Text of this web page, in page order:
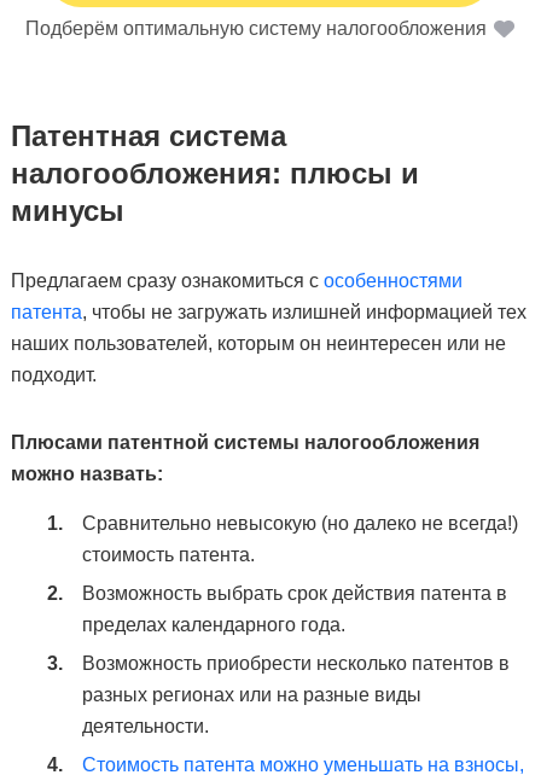
Подберём оптимальную систему налогообложения
Патентная система
налогообложения: плюсы и
минусы
Предлагаем сразу ознакомиться с особенностями
патента, чтобы не загружать излишней информацией тех
наших пользователей, которым он неинтересен или не
подходит.
Плюсами патентной системы налогообложения
можно назвать:
Сравнительно невысокую (но далеко не всегда!)
стоимость патента.
Возможность выбрать срок действия патента в
пределах календарного года.
Возможность приобрести несколько патентов в
разных регионах или на разные виды
деятельности.
Стоимость патента можно уменьшать на взносы,